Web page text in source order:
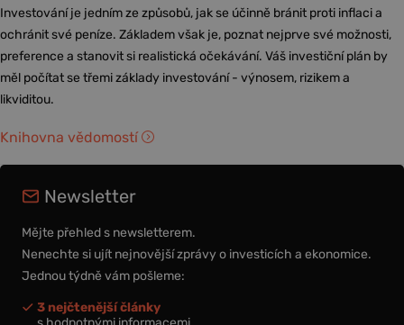
Investování je jedním ze způsobů, jak se účinně bránit proti inflaci a
ochránit své peníze. Základem však je, poznat nejprve své možnosti,
preference a stanovit si realistická očekávání. Váš investiční plán by
měl počítat se třemi základy investování - výnosem, rizikem a
likviditou.
Knihovna vědomostí
Newsletter
Mějte přehled s newsletterem.
Nenechte si ujít nejnovější zprávy o investicích a ekonomice.
Jednou týdně vám pošleme:
3 nejčtenější články